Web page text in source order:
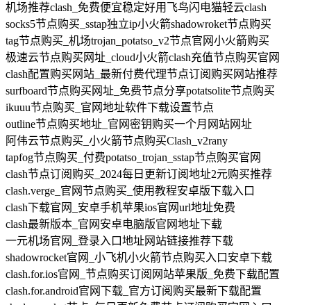
机场推荐clash_免费便宜稳定好用飞鸟闪电猫轻云clash
socks5节点购买_sstap独立ip小火箭shadowroket节点购买
tag节点购买_机场trojan_potatso_v2节点官网小火箭购买
极速云节点购买网址_cloud小火箭clash充值节点购买官网
clash配置购买网站_最新付费代理节点订阅购买网站推荐
surfboard节点购买网址_免费节点分享potatsolite节点购买
ikuuu节点购买_官网地址软件下载设置节点
outline节点购买地址_官网密钥购买一个月网站网址
阿伟云节点购买_小火箭节点购买Clash_v2rany
tapfog节点购买_付费potatso_trojan_sstap节点购买官网
clash节点订阅购买_2024每日更新订阅地址2元购买推荐
clash.verge_官网节点购买_使用教程安卓版下载入口
clash下载官网_安卓手机苹果ios官网url地址免费
clash最新版本_官网安卓电脑版官网地址下载
一元机场官网_登录入口地址网站链接推荐下载
shadowrocket官网_小飞机小火箭节点购买入口安卓下载
clash.for.ios官网_节点购买订阅网站苹果版_免费下载配置
clash.for.android官网下载_官方订阅购买最新下载配置